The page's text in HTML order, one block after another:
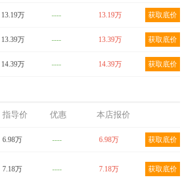
13.19万 ---- 13.19万 获取底价
13.39万 ---- 13.39万 获取底价
14.39万 ---- 14.39万 获取底价
指导价 优惠 本店报价
6.98万 ---- 6.98万 获取底价
7.18万 ---- 7.18万 获取底价